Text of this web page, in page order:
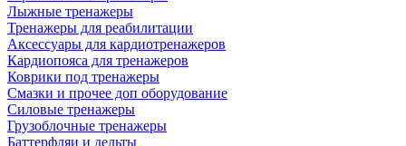
Лыжные тренажеры
Тренажеры для реабилитации
Аксессуары для кардиотренажеров
Кардиопояса для тренажеров
Коврики под тренажеры
Смазки и прочее доп оборудование
Силовые тренажеры
Грузоблочные тренажеры
Баттерфляи и дельты